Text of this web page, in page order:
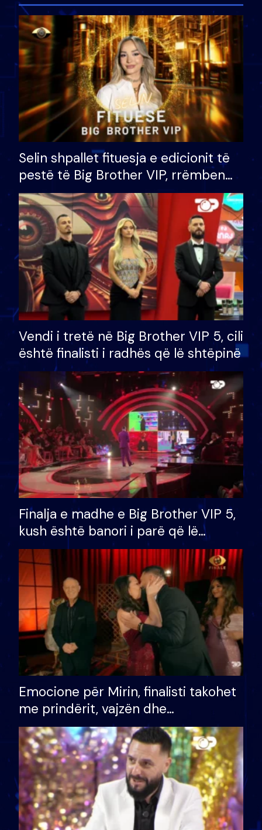
Selin shpallet fituesja e edicionit të
pestë të Big Brother VIP, rrëmben
çmimin e madh prej 100 mijë eurosh
Vendi i tretë në Big Brother VIP 5, cili
është finalisti i radhës që lë shtëpinë
Finalja e madhe e Big Brother VIP 5,
kush është banori i parë që lë
shtëpinë dhe humb mundësinë për
të fituar çmimin e madh
Emocione për Mirin, finalisti takohet
me prindërit, vajzën dhe
bashkëshorten: S’kemi ndonjë letër
divorci apo jo?